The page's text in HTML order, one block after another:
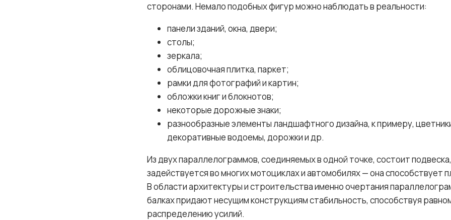
сторонами. Немало подобных фигур можно наблюдать в реальности:
панели зданий, окна, двери;
столы;
зеркала;
облицовочная плитка, паркет;
рамки для фотографий и картин;
обложки книг и блокнотов;
некоторые дорожные знаки;
разнообразные элементы ландшафтного дизайна, к примеру,
декоративные водоемы, дорожки и др.
Из двух параллелограммов, соединяемых в одной точке, состоит
задействуется во многих мотоциклах и автомобилях — она способствует
В области архитектуры и строительства именно очертания
балках придают несущим конструкциям стабильность, способствуя
распределению усилий.